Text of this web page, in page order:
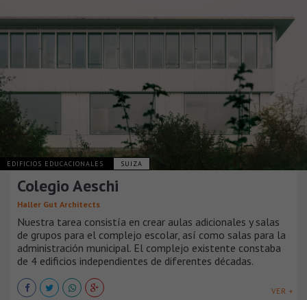
EDIFICIOS EDUCACIONALES SUIZA
Colegio Aeschi
Haller Gut Architects
Nuestra tarea consistía en crear aulas adicionales y salas
de grupos para el complejo escolar, así como salas para la
administración municipal. El complejo existente constaba
de 4 edificios independientes de diferentes décadas.
VER +